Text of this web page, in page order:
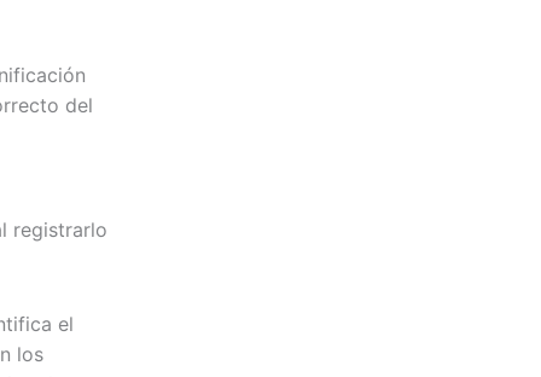
del
registrarlo
el
los